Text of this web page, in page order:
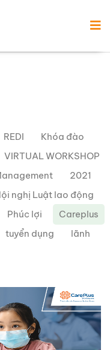
REDI
Khóa đào
VIRTUAL WORKSHOP
2021
nghị Luật lao động
Phúc lợi
Careplus
tuyển dụng
lãnh